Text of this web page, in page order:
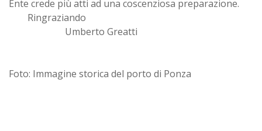
Ente crede più atti ad una coscenziosa preparazione.
Ringraziando
Umberto Greatti
Foto: Immagine storica del porto di Ponza